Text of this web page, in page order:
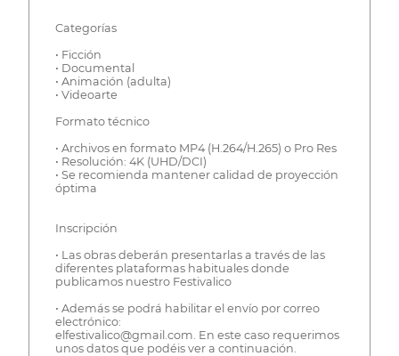
Categorías
• Ficción
• Documental
• Animación (adulta)
• Videoarte
Formato técnico
• Archivos en formato MP4 (H.264/H.265) o Pro Res
• Resolución: 4K (UHD/DCI)
• Se recomienda mantener calidad de proyección
óptima
Inscripción
• Las obras deberán presentarlas a través de las
diferentes plataformas habituales donde
publicamos nuestro Festivalico
• Además se podrá habilitar el envío por correo
electrónico:
elfestivalico@gmail.com. En este caso requerimos
unos datos que podéis ver a continuación.